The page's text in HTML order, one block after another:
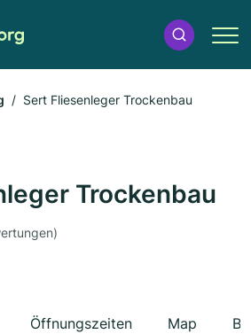
Sert Fliesenleger Trockenbau
Trockenbau
Öffnungszeiten Map